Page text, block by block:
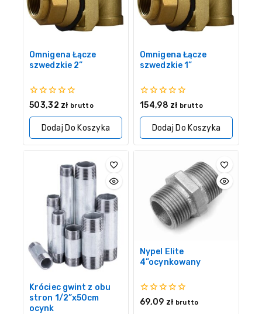
Omnigena Łącze
szwedzkie 2”
0
5
503,32 zł brutto
Dodaj Do Koszyka
Omnigena Łącze
szwedzkie 1”
0
5
154,98 zł brutto
Dodaj Do Koszyka
Króciec gwint z obu
stron 1/2”x50cm
ocynk
Nypel Elite
4”ocynkowany
0
69,09 zł brutto